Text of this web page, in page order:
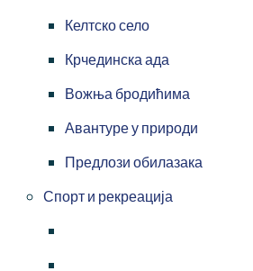
Келтско село
Крчединска ада
Вожња бродићима
Авантуре у природи
Предлози обилазака
Спорт и рекреација